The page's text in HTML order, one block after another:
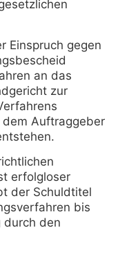
Einspruch gegen
an das
zur
Auftraggeber
erfolgloser
der Schuldtitel
bis
durch den